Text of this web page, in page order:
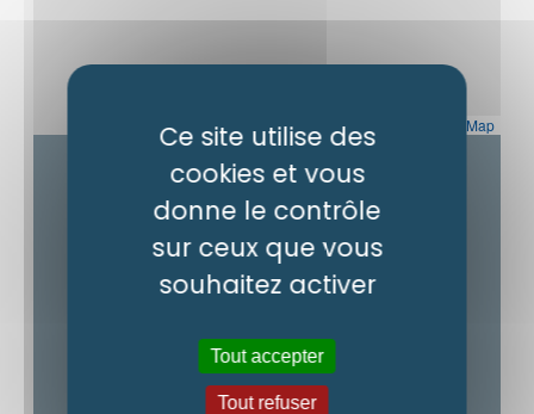
Leaflet OpenStreetMap
Contact
Micro-ferme La Boria des Gotas
Saint-Didier-en-Velay
Ce site utilise des
cookies et vous
donne le contrôle
sur ceux que vous
souhaitez activer
Tout accepter
Tout refuser